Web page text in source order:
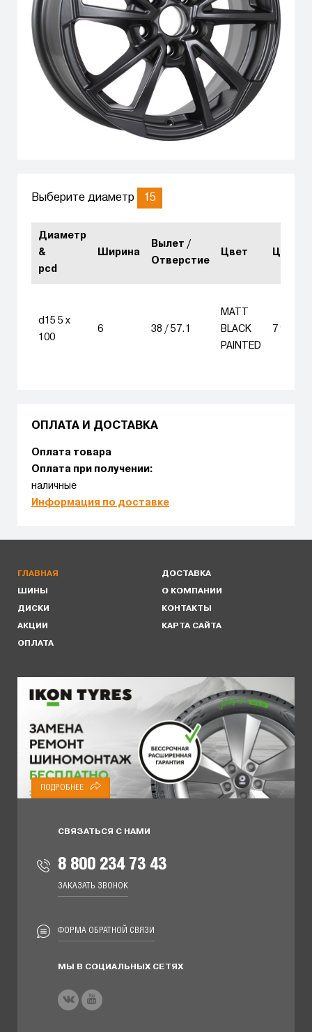
Выберите диаметр 15
Диаметр
&
pcd
Ширина
Вылет /
Отверстие
Цвет Цена
d15 5 x
100
6 38 / 57.1
MATT
BLACK
PAINTED
7 940
ОПЛАТА И ДОСТАВКА
Оплата товара
Оплата при получении:
наличные
Информация по доставке
ГЛАВНАЯ
ШИНЫ
ДИСКИ
АКЦИИ
ОПЛАТА
ДОСТАВКА
О КОМПАНИИ
КОНТАКТЫ
КАРТА САЙТА
ПОДРОБНЕЕ
СВЯЗАТЬСЯ С НАМИ
8 800 234 73 43
ЗАКАЗАТЬ ЗВОНОК
ФОРМА ОБРАТНОЙ СВЯЗИ
МЫ В СОЦИАЛЬНЫХ СЕТЯХ